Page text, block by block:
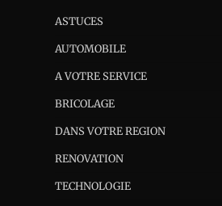
ASTUCES
AUTOMOBILE
A VOTRE SERVICE
BRICOLAGE
DANS VOTRE REGION
RENOVATION
TECHNOLOGIE